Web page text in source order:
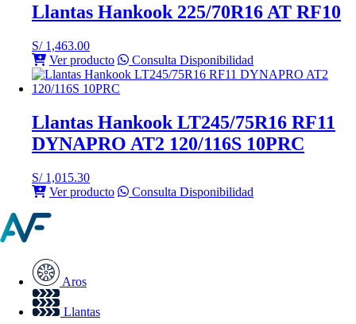
Llantas Hankook 225/70R16 AT RF10
S/1,463.00
Ver producto
Consulta Disponibilidad
Llantas Hankook LT245/75R16 RF11
DYNAPRO AT2 120/116S 10PRC
S/1,015.30
Ver producto
Consulta Disponibilidad
Aros
Llantas